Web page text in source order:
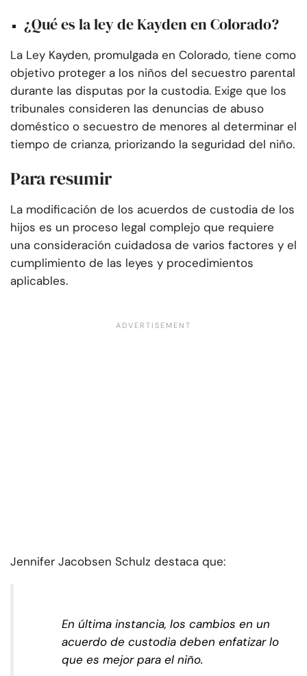
¿Qué es la ley de Kayden en Colorado?
La Ley Kayden, promulgada en Colorado, tiene como
objetivo proteger a los niños del secuestro parental
durante las disputas por la custodia. Exige que los
tribunales consideren las denuncias de abuso
doméstico o secuestro de menores al determinar el
tiempo de crianza, priorizando la seguridad del niño.
Para resumir
La modificación de los acuerdos de custodia de los
hijos es un proceso legal complejo que requiere
una consideración cuidadosa de varios factores y el
cumplimiento de las leyes y procedimientos
aplicables.
Jennifer Jacobsen Schulz destaca que:
En última instancia, los cambios en un
acuerdo de custodia deben enfatizar lo
que es mejor para el niño.